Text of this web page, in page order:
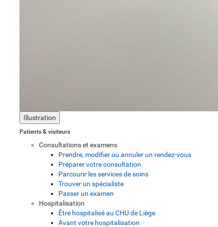
Illustration
Patients & visiteurs
Consultations et examens
Prendre, modifier ou annuler un rendez-vous
Préparer votre consultation
Parcourir les services de soins
Trouver un spécialiste
Passer un examen
Hospitalisation
Être hospitalisé au CHU de Liège
Avant votre hospitalisation